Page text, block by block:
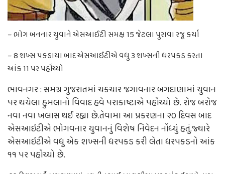
– ભોગ બનનાર યુવાને એસઆઈટી સમક્ષ 15 જેટલા પુરાવા રજૂ કર્યા
– 8 શખ્સ પકડાયા બાદ એસઆઈટીએ વધુ 3 શખ્સની ધરપકડ કરતા
આંક 11 પર પહોંચ્યો
ભાવનગર : સમગ્ર ગુજરાતમાં ચકચાર જગાવનાર બગદાણામાં યુવાન
પર થયેલા હુમલાનો વિવાદ હવે પરાકાષ્ટાએ પહોંચ્યો છે. રોજ બરોજ
નવા નવા ખલાસ થઈ રહ્યા છે.તેવામા આ પ્રકરણના ૨૦ દિવસ બાદ
એસઆઇટીએ ભોગવનાર યુવાનનું વિશેષ નિવેદન નોંધ્યું હતું.જ્યારે
એસઆઇટીએ વધુ એક શખ્સની ધરપકડ કરી લેતા ધરપકડનો આંક
૧૧ પર પહોંચ્યો છે.